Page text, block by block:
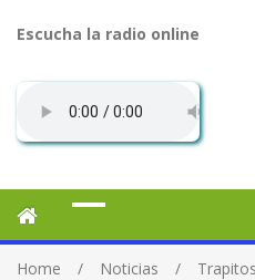
Escucha la radio online
Home Noticias